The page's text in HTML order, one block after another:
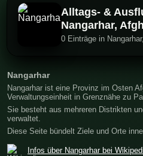
Alltags- &
Nangarhar,
0 Einträge in
Nangarhar
Nangarhar ist eine Provinz im Osten
Verwaltungseinheit in Grenznähe zu
Sie besteht aus mehreren Distrikten
verwaltet.
Diese Seite bündelt Ziele und Orte
Infos über Nangarhar bei